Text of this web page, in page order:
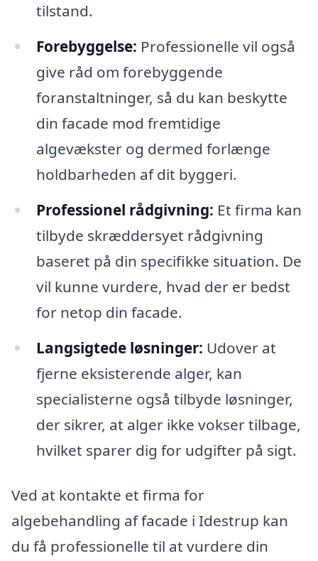
tilstand.
Forebyggelse: Professionelle vil også
give råd om forebyggende
foranstaltninger, så du kan beskytte
din facade mod fremtidige
algevækster og dermed forlænge
holdbarheden af dit byggeri.
Professionel rådgivning: Et firma kan
tilbyde skræddersyet rådgivning
baseret på din specifikke situation. De
vil kunne vurdere, hvad der er bedst
for netop din facade.
Langsigtede løsninger: Udover at
fjerne eksisterende alger, kan
specialisterne også tilbyde løsninger,
der sikrer, at alger ikke vokser tilbage,
hvilket sparer dig for udgifter på sigt.
Ved at kontakte et firma for
algebehandling af facade i Idestrup kan
du få professionelle til at vurdere din